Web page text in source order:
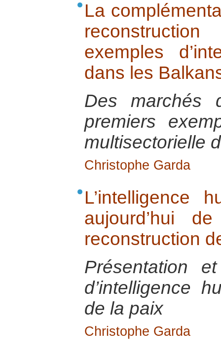
La
exemples
dans les
Des marchés
premiers
multisectorielle
Christophe Garda
L’intelligence
aujourd’hui
reconstruction
Présentation
d’intelligence
de la paix
Christophe Garda